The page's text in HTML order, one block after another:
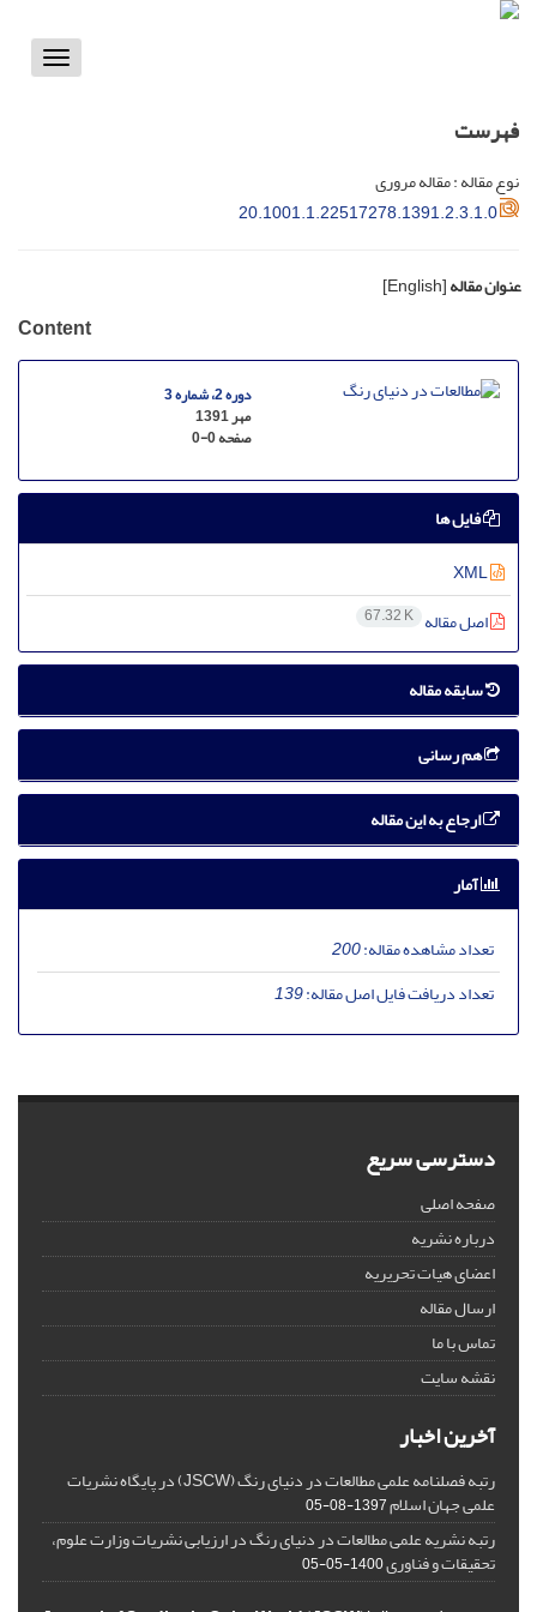
Toggle
فهرست
نوع مقاله : مقاله مروری
20.1001.1.22517278.1391.2.3.1.0
عنوان مقاله[English]
Content
دوره 2، شماره 3
مهر 1391
صفحه0-0
فایل ها
اصل مقاله 67.32 K
سابقه مقاله
هم رسانی
ارجاع به این مقاله
آمار
تعداد مشاهده مقاله:200
تعداد دریافت فایل اصل مقاله:139
دسترسی سریع
صفحه اصلی
درباره نشریه
اعضای هیات تحریریه
ارسال مقاله
تماس با ما
نقشه سایت
آخرین اخبار
رتبه فصلنامه علمی مطالعات در دنیای رنگ (JSCW) در پایگاه نشریات
علمی جهان اسلام1397-08-05
رتبه نشریه علمی مطالعات در دنیای رنگ در ارزیابی نشریات وزارت علوم،
تحقیقات و فناوری1400-05-05